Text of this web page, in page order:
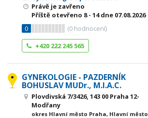
Právě je zavřeno
Příště otevřeno 8 - 14dne 07.08.2026
0
(0 hodnocení)
+420 222 245 565
GYNEKOLOGIE - PAZDERNÍK
BOHUSLAV MUDr., M.I.A.C.
Plovdivská 7/3426, 143 00 Praha 12-
Modřany
okres Hlavní město Praha, Hlavní město